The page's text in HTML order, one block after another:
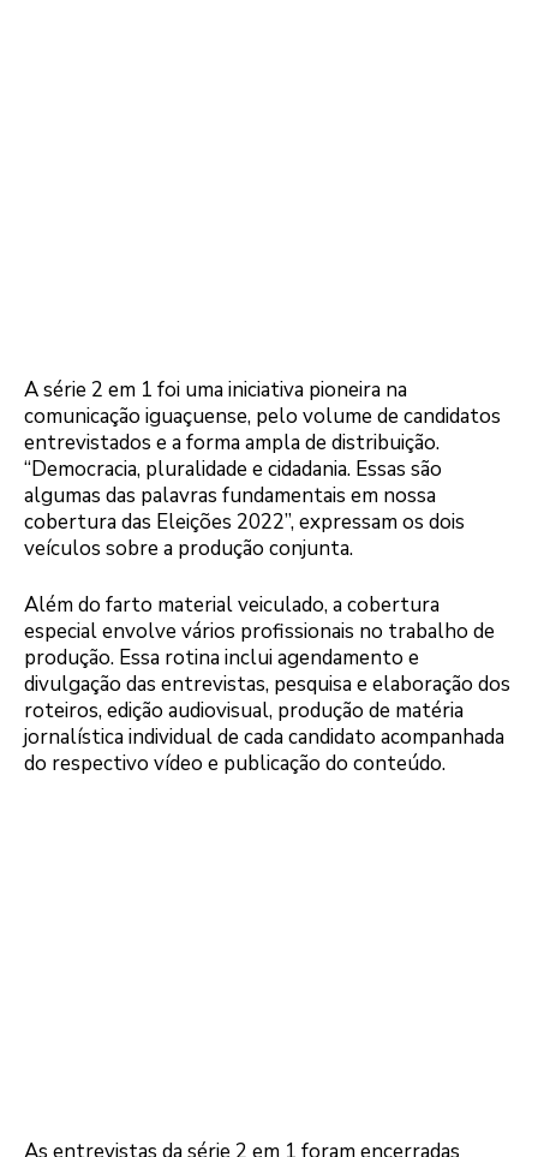
A série 2 em 1 foi uma iniciativa pioneira na
comunicação iguaçuense, pelo volume de candidatos
entrevistados e a forma ampla de distribuição.
“Democracia, pluralidade e cidadania. Essas são
algumas das palavras fundamentais em nossa
cobertura das Eleições 2022”, expressam os dois
veículos sobre a produção conjunta.
Além do farto material veiculado, a cobertura
especial envolve vários profissionais no trabalho de
produção. Essa rotina inclui agendamento e
divulgação das entrevistas, pesquisa e elaboração dos
roteiros, edição audiovisual, produção de matéria
jornalística individual de cada candidato acompanhada
do respectivo vídeo e publicação do conteúdo.